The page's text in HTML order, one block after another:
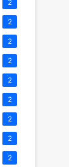
2
2
2
2
2
2
2
2
2